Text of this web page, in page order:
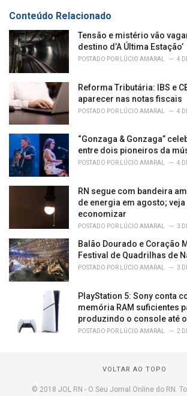
o
r
i
s
:
:Conteúdo Relacionado
Tensão e mistério vão
destino d’A Última Estação’
POSTADO POR LÚCIO AMARAL 4
Reforma Tributária: IBS e
aparecer nas notas fiscais
POSTADO POR LÚCIO AMARAL 4
“Gonzaga & Gonzaga”
entre dois pioneiros da
POSTADO POR LÚCIO AMARAL 4
RN segue com bandeira
de energia em agosto;
economizar
POSTADO POR LÚCIO AMARAL 3
Balão Dourado e Coração
Festival de Quadrilhas de
POSTADO POR LÚCIO AMARAL 3
PlayStation 5: Sony conta
memória RAM suficientes
produzindo o console até
POSTADO POR LÚCIO AMARAL 2
VOLTAR AO TOPO
© 2018 JOL RN - O Seu Jornal Online do RN.